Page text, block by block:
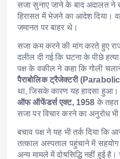
सजा सुनाए जाने के बाद अदालत ने
हिरासत में भेजने का आदेश दिया।
जमानत पर बाहर थे।
सजा कम करने की मांग करते हुए
दलील दी गई कि घटना के पीछे
पक्ष के वकील ने कहा कि गोली
पैराबोलिक ट्रैजेक्टरी
था, जिसके कारण यह हादसा
ऑफ ऑफेंडर्स एक्ट, 1958 के तहत
सजा पर विचार करने का अनुरोध भी
बचाव पक्ष ने यह भी तर्क दिया कि
तत्काल अस्पताल पहुंचाने में
अन्य मामले में दोषसिद्धि नहीं हुई